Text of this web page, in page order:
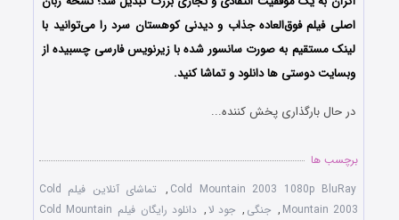
اصلی فیلم فوق‌العاده جذاب و دیدنی کوهستان سرد را می‌توانید با
لینک مستقیم به صورت سانسور شده با زیرنویس فارسی چسبیده از
وبسایت دوستی ها دانلود و تماشا کنید.
در حال بارگذاری پخش کننده...
برچسب ها
Cold Mountain 2003 1080p BluRay
,
تماشای آنلاین فیلم Cold
Mountain 2003
, جنگی , جود لا,
دانلود رایگان فیلم Cold Mountain